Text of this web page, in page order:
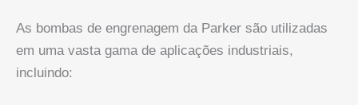
As bombas de engrenagem da Parker são utilizadas
em uma vasta gama de aplicações industriais,
incluindo: